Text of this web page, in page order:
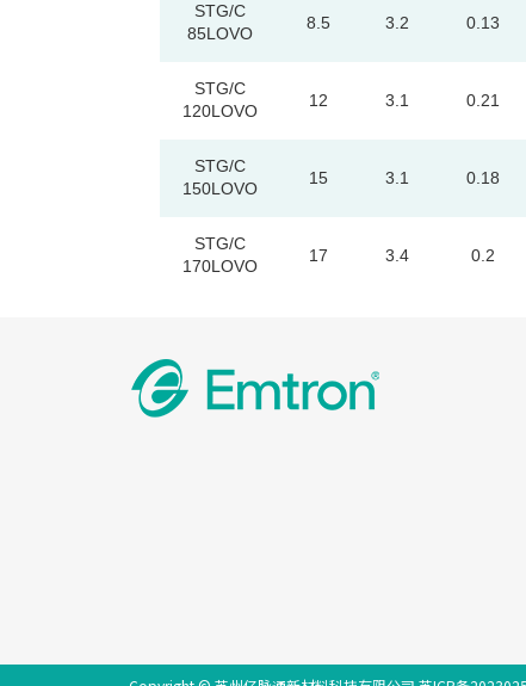
STG/C
85LOVO
8.5 3.2 0.13
STG/C
120LOVO
12 3.1 0.21
STG/C
150LOVO
15 3.1 0.18
STG/C
170LOVO
17 3.4 0.2